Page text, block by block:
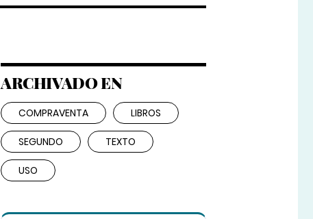
ARCHIVADO EN
COMPRAVENTA LIBROS
SEGUNDO TEXTO
USO